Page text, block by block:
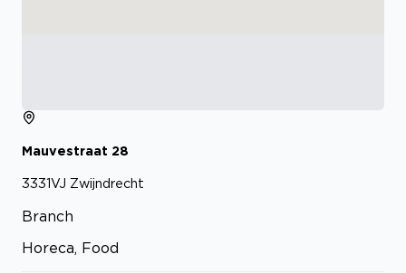
Mauvestraat 28
3331VJ Zwijndrecht
Branch
Horeca, Food